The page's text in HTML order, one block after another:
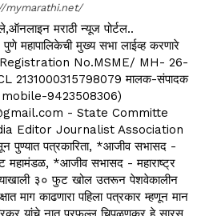
mymarathi.net/
मराठी न्यूज पोर्टल..
मुख्य सभा लाईव्ह करणारे
No.MSME/ MH- 26-
2131000315798079 मालक-संपादक
mobile-9423508306)
- State Committe
Editor Journalist Association
पत्रकारिता, *आजीव सभासद -
महामंडळ, *आजीव सभासद - महाराष्ट्र
३० फुट खोल उतरून पेशवेकालीन
माग काढणारा पहिला पत्रकार म्हणून मान